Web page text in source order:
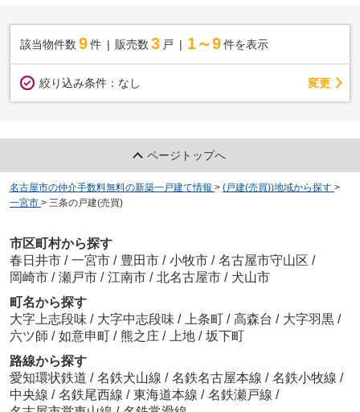
該当物件数 9件 販売数 3 戸 1～9 件を表示
絞り込み条件： なし 変更
ページトップへ
名古屋市の仲介手数料無料の新築一戸建て情報 > (戸建(売買))地域から探す >
一宮市 > 三条の戸建(売買)
市区町村から探す
春日井市 / 一宮市 / 豊田市 / 小牧市 / 名古屋市守山区 /
岡崎市 / 瀬戸市 / 江南市 / 北名古屋市 / 犬山市
町名から探す
大字上志段味 / 大字中志段味 / 上条町 / 高森台 / 大字羽黒 /
六ツ師 / 如意申町 / 熊之庄 / 上地 / 坂下町
路線から探す
愛知環状鉄道 / 名鉄犬山線 / 名鉄名古屋本線 / 名鉄小牧線 /
中央線 / 名鉄尾西線 / 東海道本線 / 名鉄瀬戸線 /